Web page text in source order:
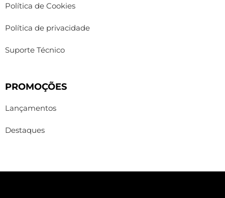
Política de Cookies
Política de privacidade
Suporte Técnico
PROMOÇÕES
Lançamentos
Destaques